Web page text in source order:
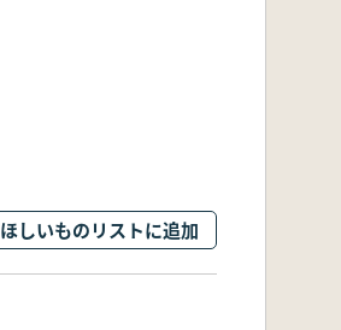
ほしいものリストに追加